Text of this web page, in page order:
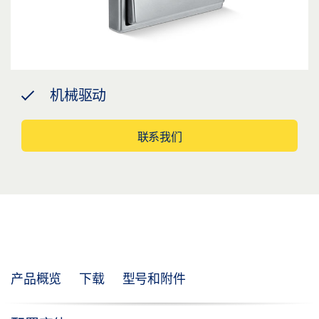
机械驱动
联系我们
产品概览 下载 型号和附件